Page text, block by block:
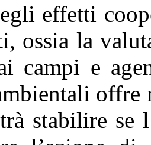
effetti
ossia la
campi e
stabilire se